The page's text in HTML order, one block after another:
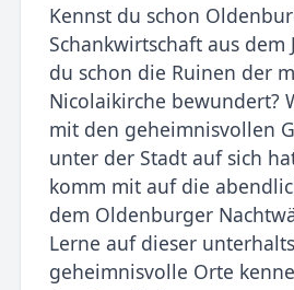
Kennst du schon
Schankwirtschaft aus dem
du schon die Ruinen der
Nicolaikirche bewundert?
mit den geheimnisvollen
unter der Stadt auf sich
komm mit auf die
dem Oldenburger
Lerne auf dieser
geheimnisvolle Orte